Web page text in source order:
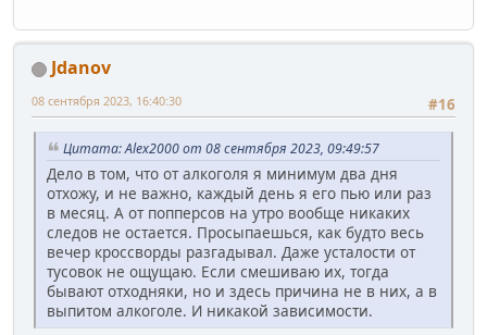
Jdanov
#16
08 сентября 2023, 16:40:30
Цитата: Alex2000 от 08 сентября 2023, 09:49:57
Дело в том, что от алкоголя я минимум два дня
отхожу, и не важно, каждый день я его пью или раз
в месяц. А от попперсов на утро вообще никаких
следов не остается. Просыпаешься, как будто весь
вечер кроссворды разгадывал. Даже усталости от
тусовок не ощущаю. Если смешиваю их, тогда
бывают отходняки, но и здесь причина не в них, а в
выпитом алкоголе. И никакой зависимости.